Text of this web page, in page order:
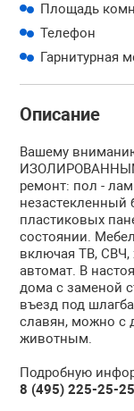
Площадь
Телефон
Гарнитурная
Описание
Вашему
ремонт: пол -
незастекленный
пластиковых
состоянии.
включая ТВ, СВЧ,
автомат. В
дома с заменой
въезд под
славян, можно с
животным.
Подробную
8 (495) 225-25-